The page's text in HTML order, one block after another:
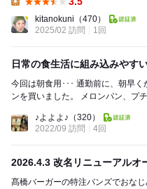
kitanokuni （470）
2025/02 訪問
1回
日常の食生活に組み込みやす
今回は朝食用･･･ 通勤前に、朝早くから開店しているこちらで数種類のパ
ンを買いました。 メロンパン、プチウインナー、キャラメルパン。 メロ
♪よよよ♪ （320）
2022/09 訪問
4回
2026.4.3 改名リニューアルオ
髙橋バーガーの特注バンズでおな